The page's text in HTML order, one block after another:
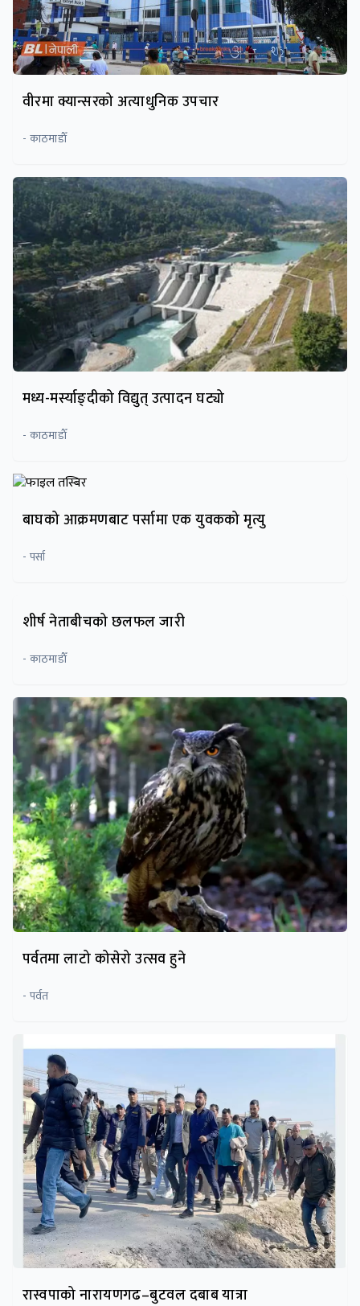
वीरमा क्यान्सरको अत्याधुनिक उपचार
- काठमाडाैँ
मध्य-मर्स्याङ्दीको विद्युत् उत्पादन घट्यो
- काठमाडाैँ
बाघको आक्रमणबाट पर्सामा एक युवकको मृत्यु
- पर्सा
शीर्ष नेताबीचको छलफल जारी
- काठमाडाैँ
पर्वतमा लाटो कोसेरो उत्सव हुने
- पर्वत
रास्वपाको नारायणगढ–बुटवल दबाब यात्रा